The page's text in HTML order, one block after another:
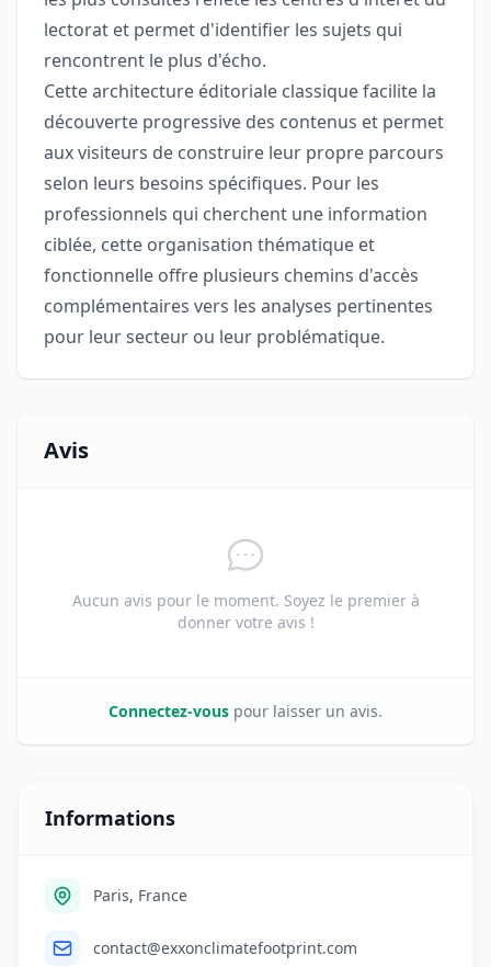
lectorat et permet d'identifier les sujets qui
rencontrent le plus d'écho.
Cette architecture éditoriale classique facilite la
découverte progressive des contenus et permet
aux visiteurs de construire leur propre parcours
selon leurs besoins spécifiques. Pour les
professionnels qui cherchent une information
ciblée, cette organisation thématique et
fonctionnelle offre plusieurs chemins d'accès
complémentaires vers les analyses pertinentes
pour leur secteur ou leur problématique.
Avis
Aucun avis pour le moment. Soyez le premier à
donner votre avis !
Connectez-vous pour laisser un avis.
Informations
Paris, France
contact@exxonclimatefootprint.com